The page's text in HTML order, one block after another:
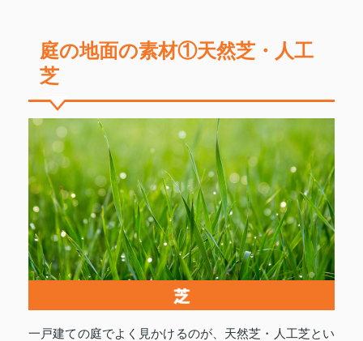
庭の地面の素材①天然芝・人工
芝
一戸建ての庭でよく見かけるのが、天然芝・人工芝とい